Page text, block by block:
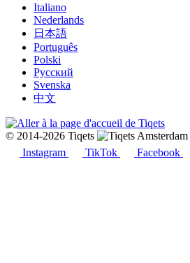
Italiano
Nederlands
日本語
Português
Polski
Русский
Svenska
中文
© 2014-2026 Tiqets
Instagram
TikTok Facebook